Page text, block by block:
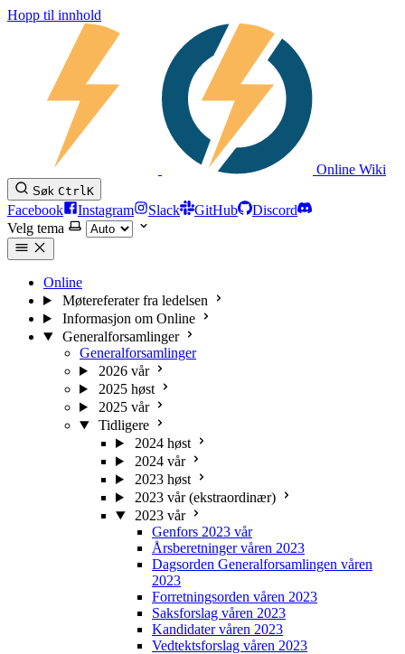
Hopp til innhold
Online Wiki
Søk CtrlK
Facebook Instagram Slack GitHub
Discord
Velg tema
Online
Møtereferater fra ledelsen
Informasjon om Online
Generalforsamlinger
Generalforsamlinger
2026 vår
2025 høst
2025 vår
Tidligere
2024 høst
2024 vår
2023 høst
2023 vår (ekstraordinær)
2023 vår
Genfors 2023 vår
Årsberetninger våren 2023
Dagsorden Generalforsamlingen våren
2023
Forretningsorden våren 2023
Saksforslag våren 2023
Kandidater våren 2023
Vedtektsforslag våren 2023